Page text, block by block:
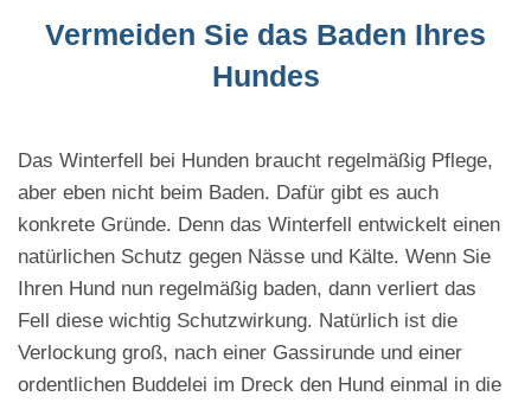
Vermeiden Sie das Baden Ihres
Hundes
Das Winterfell bei Hunden braucht regelmäßig Pflege,
aber eben nicht beim Baden. Dafür gibt es auch
konkrete Gründe. Denn das Winterfell entwickelt einen
natürlichen Schutz gegen Nässe und Kälte. Wenn Sie
Ihren Hund nun regelmäßig baden, dann verliert das
Fell diese wichtig Schutzwirkung. Natürlich ist die
Verlockung groß, nach einer Gassirunde und einer
ordentlichen Buddelei im Dreck den Hund einmal in die